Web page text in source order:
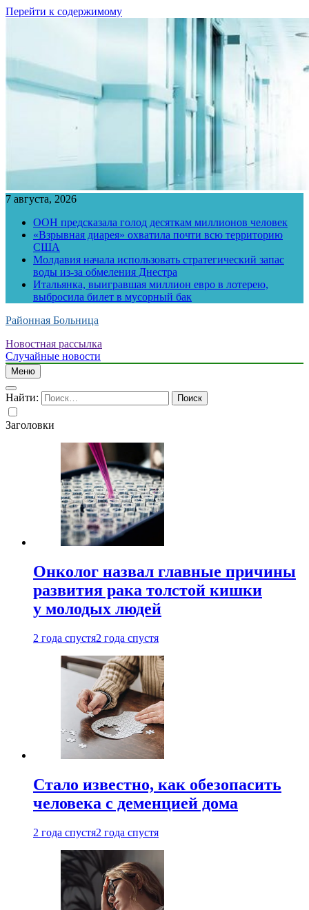
Перейти к содержимому
7 августа, 2026
ООН предсказала голод десяткам миллионов человек
«Взрывная диарея» охватила почти всю территорию
США
Молдавия начала использовать стратегический запас
воды из-за обмеления Днестра
Итальянка, выигравшая миллион евро в лотерею,
выбросила билет в мусорный бак
Районная Больница
Новостная рассылка
Случайные новости
Меню
Найти:
Заголовки
Онколог назвал главные причины
развития рака толстой кишки
у молодых людей
2 года спустя2 года спустя
Стало известно, как обезопасить
человека с деменцией дома
2 года спустя2 года спустя